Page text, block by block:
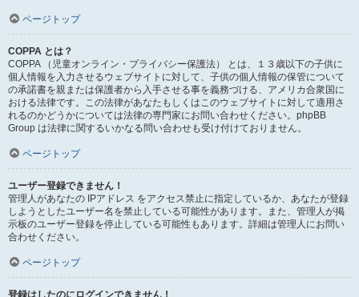
ページトップ
COPPA とは？
COPPA （児童オンライン・プライバシー保護法） とは、１３歳以下の子供に
個人情報を入力させるウェブサイトに対して、子供の個人情報の保管について
の承諾書を親または保護者から入手させる事を義務づける、アメリカ合衆国に
おける法律です。この法律があなたもしくはこのウェブサイトに対して適用さ
れるのかどうかについては法律の専門家にお問い合わせください。phpBB
Group は法律に関するいかなる問い合わせも受け付けておりません。
ページトップ
ユーザー登録できません！
管理人があなたの IPアドレス をアクセス禁止に指定しているか、あなたが登録
しようとしたユーザー名を禁止している可能性があります。また、管理人が掲
示板のユーザー登録を停止している可能性もあります。詳細は管理人にお問い
合わせください。
ページトップ
登録はしたのにログインできません！